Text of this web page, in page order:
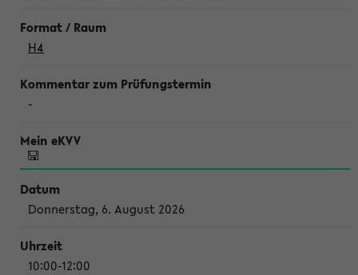
H4
-
Donnerstag, 6. August 2026
10:00-12:00